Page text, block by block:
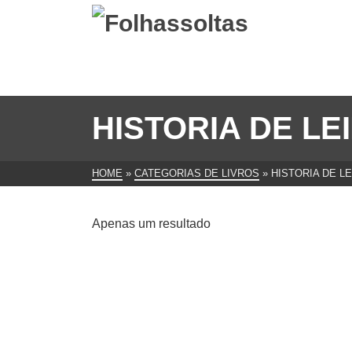
HISTORIA DE
HOME » CATEGORIAS DE LIVROS » HISTORIA DE
Apenas um resultado